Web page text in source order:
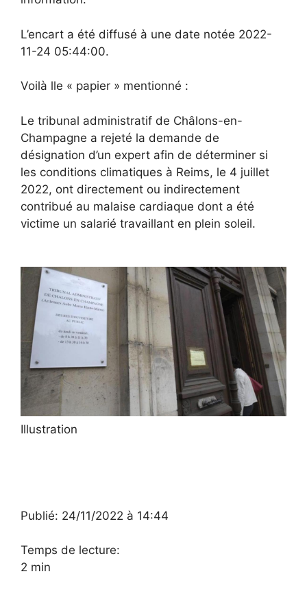
L’encart a été diffusé à une date notée 2022-
11-24 05:44:00.
Voilà lle « papier » mentionné :
Le tribunal administratif de Châlons-en-
Champagne a rejeté la demande de
désignation d’un expert afin de déterminer si
les conditions climatiques à Reims, le 4 juillet
2022, ont directement ou indirectement
contribué au malaise cardiaque dont a été
victime un salarié travaillant en plein soleil.
Illustration
Publié: 24/11/2022 à 14:44
Temps de lecture:
2 min